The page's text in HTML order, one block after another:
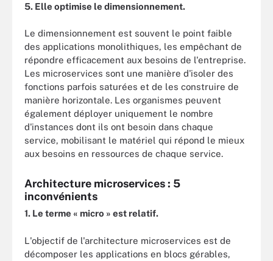
5. Elle optimise le dimensionnement.
Le dimensionnement est souvent le point faible
des applications monolithiques, les empêchant de
répondre efficacement aux besoins de l'entreprise.
Les microservices sont une manière d'isoler des
fonctions parfois saturées et de les construire de
manière horizontale. Les organismes peuvent
également déployer uniquement le nombre
d'instances dont ils ont besoin dans chaque
service, mobilisant le matériel qui répond le mieux
aux besoins en ressources de chaque service.
Architecture microservices : 5
inconvénients
1. Le terme « micro » est relatif.
L'objectif de l'architecture microservices est de
décomposer les applications en blocs gérables,